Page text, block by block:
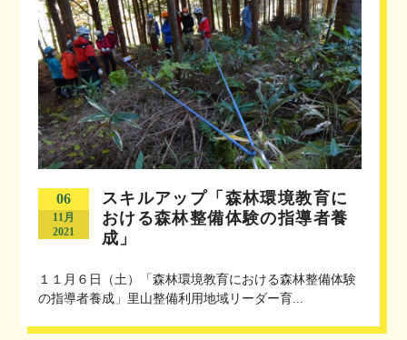
06
11月
2021
スキルアップ「森林環境教育に
おける森林整備体験の指導者養
成」
１１月６日（土）「森林環境教育における森林整備体験
の指導者養成」里山整備利用地域リーダー育...